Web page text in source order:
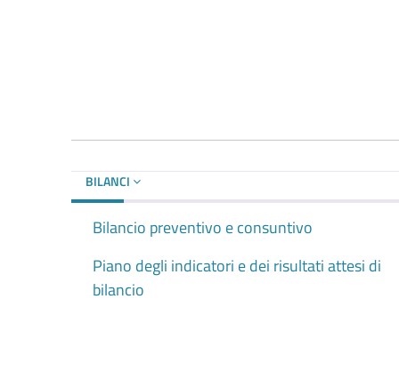
BILANCI
Bilancio preventivo e consuntivo
Piano degli indicatori e dei risultati attesi di
bilancio